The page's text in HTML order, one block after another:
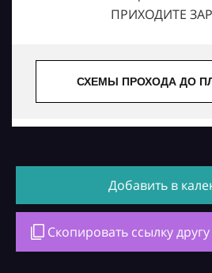
ПРИХОДИТЕ
СХЕМЫ ПРОХОДА ДО
Добавить в
Скопировать ссылку другу